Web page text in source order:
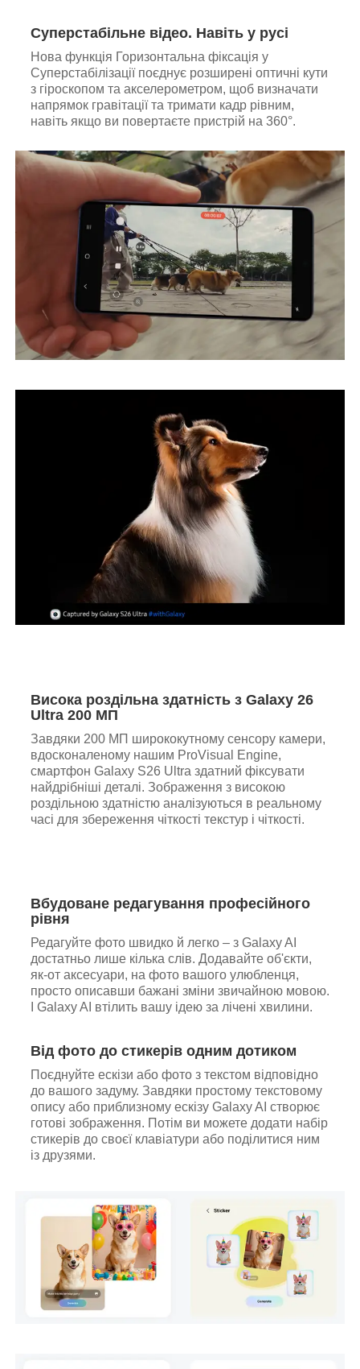
Суперстабільне відео. Навіть у русі
Нова функція Горизонтальна фіксація у
Суперстабілізації поєднує розширені оптичні кути
з гіроскопом та акселерометром, щоб визначати
напрямок гравітації та тримати кадр рівним,
навіть якщо ви повертаєте пристрій на 360°.
Висока роздільна здатність з Galaxy 26
Ultra 200 МП
Завдяки 200 МП ширококутному сенсору камери,
вдосконаленому нашим ProVisual Engine,
смартфон Galaxy S26 Ultra здатний фіксувати
найдрібніші деталі. Зображення з високою
роздільною здатністю аналізуються в реальному
часі для збереження чіткості текстур і чіткості.
Вбудоване редагування професійного
рівня
Редагуйте фото швидко й легко – з Galaxy AI
достатньо лише кілька слів. Додавайте об'єкти,
як-от аксесуари, на фото вашого улюбленця,
просто описавши бажані зміни звичайною мовою.
І Galaxy AI втілить вашу ідею за лічені хвилини.
Від фото до стикерів одним дотиком
Поєднуйте ескізи або фото з текстом відповідно
до вашого задуму. Завдяки простому текстовому
опису або приблизному ескізу Galaxy AI створює
готові зображення. Потім ви можете додати набір
стикерів до своєї клавіатури або поділитися ним
із друзями.